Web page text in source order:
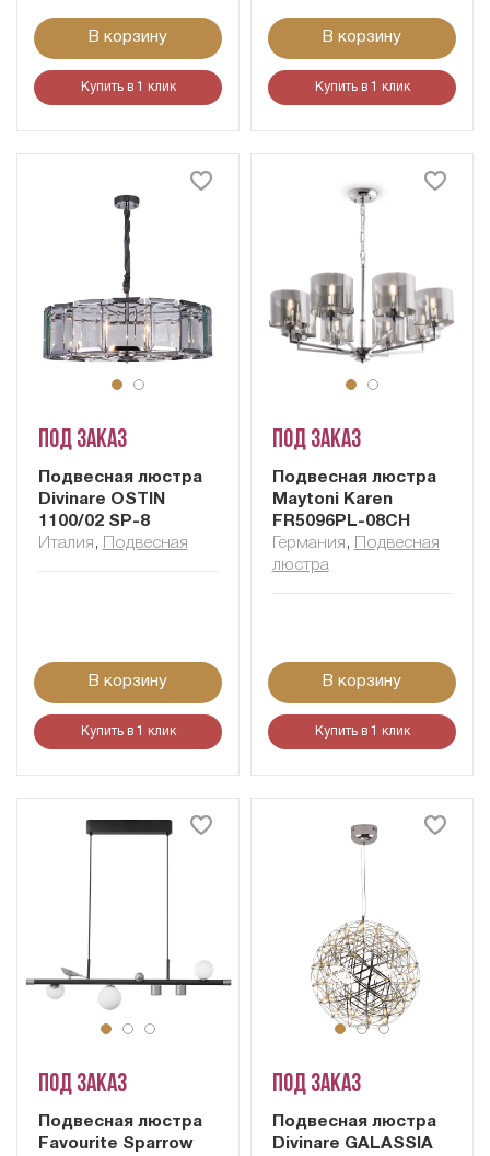
В корзину
Купить в 1 клик
В корзину
Купить в 1 клик
Под заказ
Подвесная люстра
Divinare OSTIN
1100/02 SP-8
Италия , Подвесная
В корзину
Купить в 1 клик
Под заказ
Подвесная люстра
Maytoni Karen
FR5096PL-08CH
Германия ,
Подвесная
люстра
В корзину
Купить в 1 клик
Под заказ
Подвесная люстра
Favourite Sparrow
Под заказ
Подвесная люстра
Divinare GALASSIA